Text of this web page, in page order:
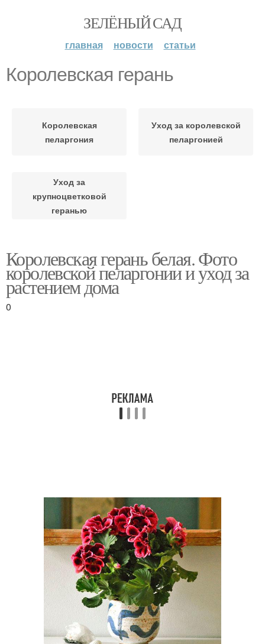
ЗЕЛЁНЫЙ САД
главная новости статьи
Королевская герань
Королевская
пеларгония
Уход за королевской
пеларгонией
Уход за
крупноцветковой
геранью
Королевская герань белая. Фото
королевской пеларгонии и уход за
растением дома
0